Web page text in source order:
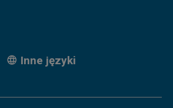
Inne języki